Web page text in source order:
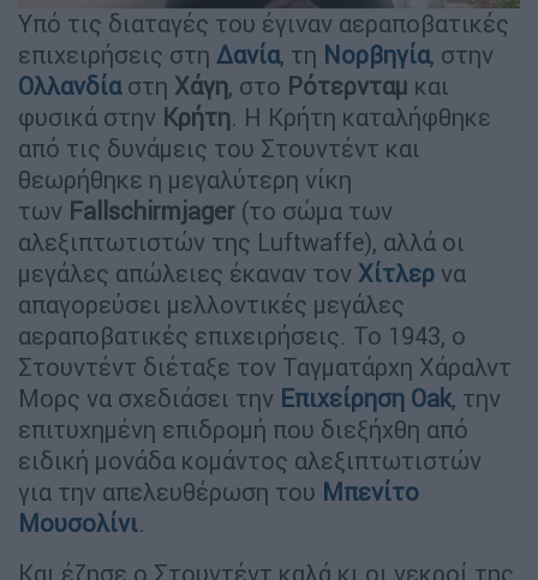
Υπό τις διαταγές του έγιναν αεραποβατικές
επιχειρήσεις στη Δανία, τη Νορβηγία, στην
Ολλανδία στη Χάγη, στο Ρότερνταμ και
φυσικά στην Κρήτη. Η Κρήτη καταλήφθηκε
από τις δυνάμεις του Στουντέντ και
θεωρήθηκε η μεγαλύτερη νίκη
των Fallschirmjager (το σώμα των
αλεξιπτωτιστών της Luftwaffe), αλλά οι
μεγάλες απώλειες έκαναν τον Χίτλερ να
απαγορεύσει μελλοντικές μεγάλες
αεραποβατικές επιχειρήσεις. Το 1943, ο
Στουντέντ διέταξε τον Ταγματάρχη Χάραλντ
Μορς να σχεδιάσει την Επιχείρηση Oak, την
επιτυχημένη επιδρομή που διεξήχθη από
ειδική μονάδα κομάντος αλεξιπτωτιστών
για την απελευθέρωση του Μπενίτο
Μουσολίνι.
Και έζησε ο Στουντέντ καλά κι οι νεκροί της